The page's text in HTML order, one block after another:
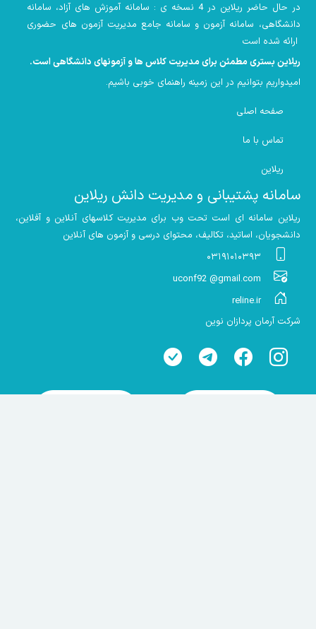
در حال حاضر ریلاین در 4 نسخه ی : سامانه آموزش های آزاد، سامانه
دانشگاهی، سامانه آزمون و سامانه جامع مدیریت آزمون های حضوری
ریلاین بستری مطمئن برای مدیریت کلاس ها و آزمونهای دانشگاهی است.
امیدواریم بتوانیم در این زمینه راهنمای خوبی باشیم.
صفحه اصلی
تماس با ما
ریلاین
سامانه پشتیبانی و مدیریت دانش ریلاین
ریلاین سامانه ای است تحت وب برای مدیریت کلاسهای آنلاین و آفلاین،
دانشجویان، اساتید، تکالیف، محتوای درسی و آزمون های آنلاین
۰۳۱۹۱۰۱۰۳۹۳
uconf92 @gmail.com
reline.ir
شرکت آرمان پردازان نوین